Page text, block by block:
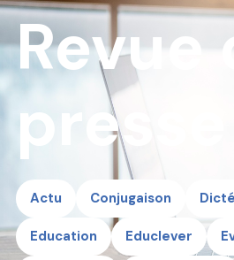
Revue
presse
Actu Conjugaison
Education Educlever